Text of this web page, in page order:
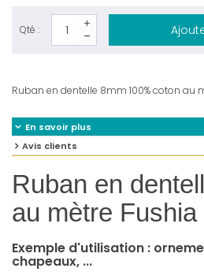
Qté :
Ruban en dentelle 8mm 100% coton au
En savoir plus
Avis clients
Ruban en
au mètre Fushia
Exemple d'utilisation :
chapeaux, ...